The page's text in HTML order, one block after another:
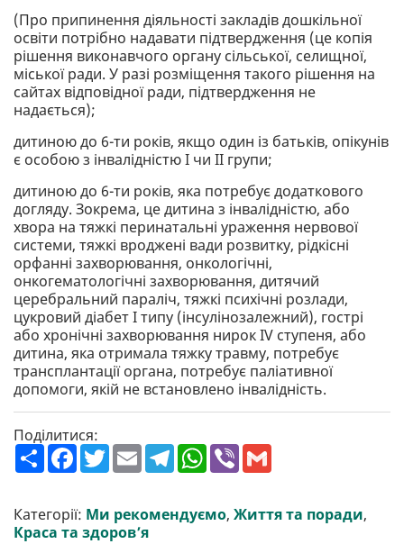
(Про припинення діяльності закладів дошкільної
освіти потрібно надавати підтвердження (це копія
рішення виконавчого органу сільської, селищної,
міської ради. У разі розміщення такого рішення на
сайтах відповідної ради, підтвердження не
надається);
дитиною до 6-ти років, якщо один із батьків, опікунів
є особою з інвалідністю I чи II групи;
дитиною до 6-ти років, яка потребує додаткового
догляду. Зокрема, це дитина з інвалідністю, або
хвора на тяжкі перинатальні ураження нервової
системи, тяжкі вроджені вади розвитку, рідкісні
орфанні захворювання, онкологічні,
онкогематологічні захворювання, дитячий
церебральний параліч, тяжкі психічні розлади,
цукровий діабет I типу (інсулінозалежний), гострі
або хронічні захворювання нирок IV ступеня, або
дитина, яка отримала тяжку травму, потребує
трансплантації органа, потребує паліативної
допомоги, якій не встановлено інвалідність.
Поділитися:
П
о
р
и
т
F
a
b
o
o
T
w
e
r
E
m
l
T
e
g
r
W
h
s
A
V
r l
Категорії: Ми рекомендуємо, Життя та поради,
Краса та здоров’я